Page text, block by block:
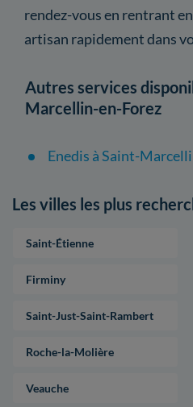
rendez-vous en rentrant
artisan rapidement dans
Autres services
Marcellin-en-Forez
Enedis à Saint-
Les villes les plus
Saint-Étienne
Firminy
Saint-Just-Saint-Rambert
Roche-la-Molière
Veauche